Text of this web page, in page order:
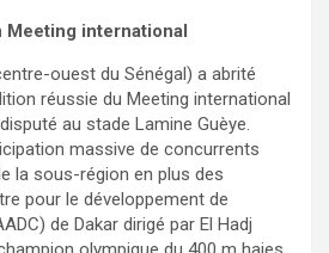
Meeting international
ouest du Sénégal) a abrité
réussie du Meeting international
au stade Lamine Guèye.
massive de concurrents
la sous-région en plus des
pour le développement de
de Dakar dirigé par El Hadj